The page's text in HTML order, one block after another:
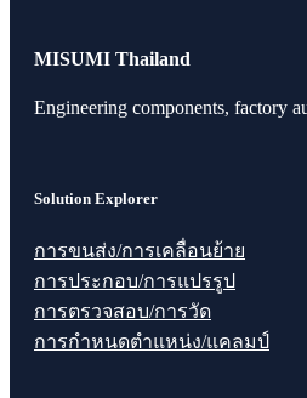
MISUMI Thailand
Engineering components, factory
Solution Explorer
การขนส่ง/การเคลื่อนย้าย
การประกอบ/การแปรรูป
การตรวจสอบ/การวัด
การกำหนดตำแหน่ง/แคลมป์